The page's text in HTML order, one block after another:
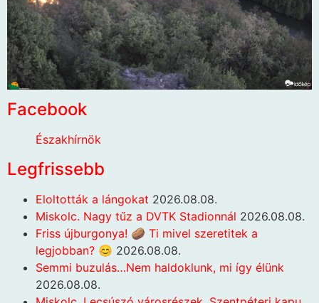
Facebook
Északhírnök
Legfrissebb
Eloltották a lángokat 2026.08.08.
Miskolc. Nagy tűz a DVTK Stadionnál 2026.08.08.
Friss újburgonya! 🥔 Ti mivel szeretitek a
legjobban? 😊 2026.08.08.
Semmi buzulás…Nem haldoklunk, mi így élünk
2026.08.08.